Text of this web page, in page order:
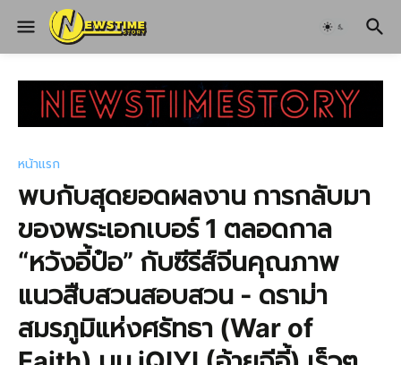
หน้าแรก
พบกับสุดยอดผลงาน การกลับมา
ของพระเอกเบอร์ 1 ตลอดกาล
“หวังอี้ป๋อ” กับซีรีส์จีนคุณภาพ
แนวสืบสวนสอบสวน - ดราม่า
สมรภูมิแห่งศรัทธา (War of